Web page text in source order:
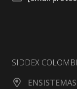
SIDDEX